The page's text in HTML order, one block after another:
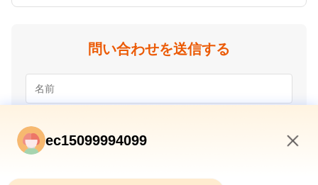
問い合わせを送信する
ec15099994099